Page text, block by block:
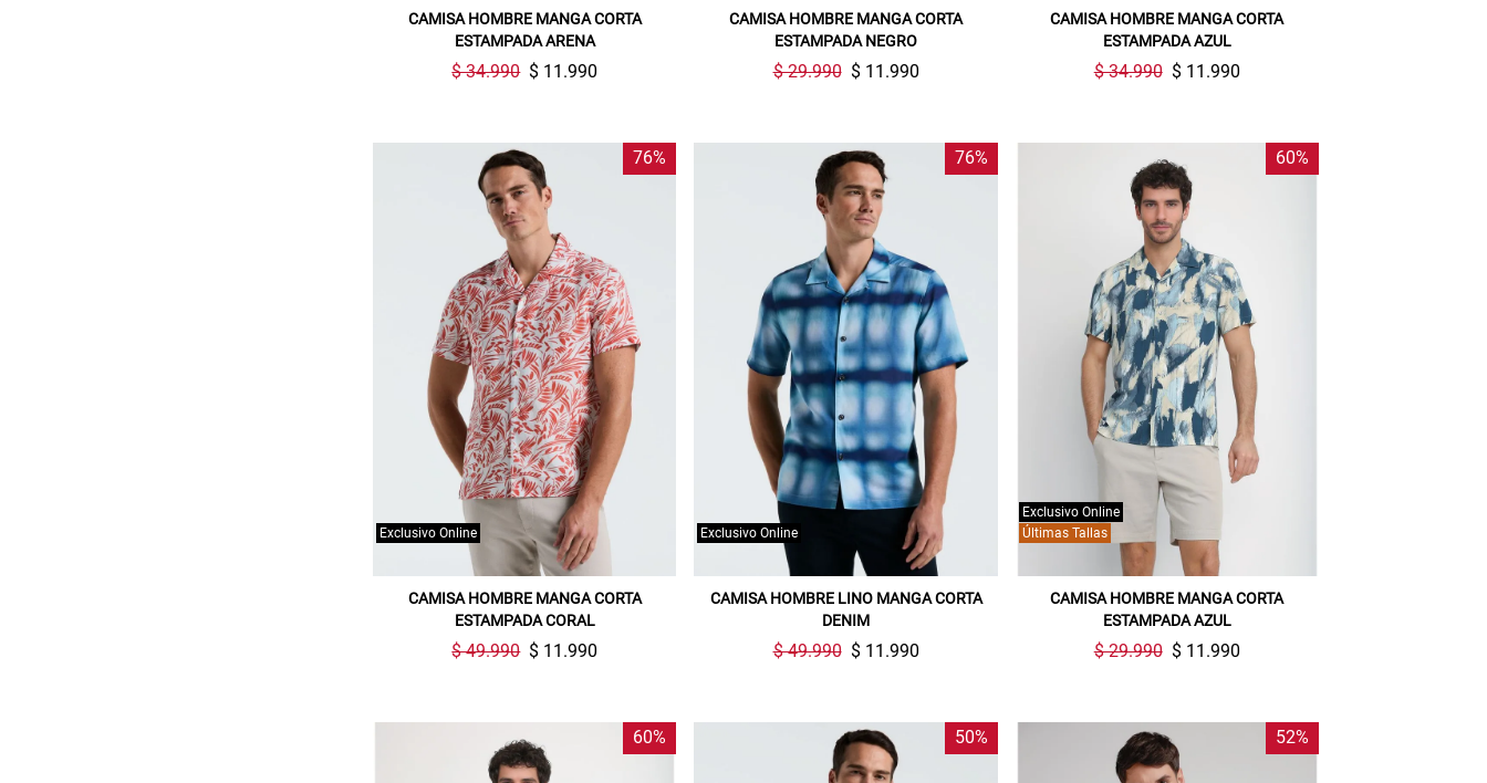
CAMISA HOMBRE MANGA CORTA
ESTAMPADA ARENA
$ 34.990 $ 11.990
CAMISA HOMBRE MANGA CORTA
ESTAMPADA NEGRO
$ 29.990 $ 11.990
CAMISA HOMBRE MANGA CORTA
ESTAMPADA AZUL
$ 34.990 $ 11.990
76%
Exclusivo Online
CAMISA HOMBRE MANGA CORTA
ESTAMPADA CORAL
$ 49.990 $ 11.990
76%
Exclusivo Online
CAMISA HOMBRE LINO MANGA CORTA
DENIM
$ 49.990 $ 11.990
60%
Últimas Tallas
Exclusivo Online
CAMISA HOMBRE MANGA CORTA
ESTAMPADA AZUL
$ 29.990 $ 11.990
60% 50% 52%
compra. Valido por 72 hrs.